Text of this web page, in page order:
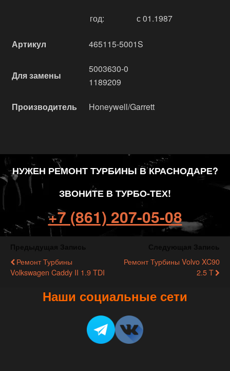
год: с 01.1987
Артикул 465115-5001S
Для замены
5003630-0
1189209
Производитель Honeywell/Garrett
НУЖЕН РЕМОНТ ТУРБИНЫ В КРАСНОДАРЕ?
ЗВОНИТЕ В ТУРБО-ТЕХ!
+7 (861) 207-05-08
Ремонт Турбины
Volkswagen Caddy II 1.9 TDI
Ремонт Турбины Volvo XC90
2.5 T
Наши социальные сети